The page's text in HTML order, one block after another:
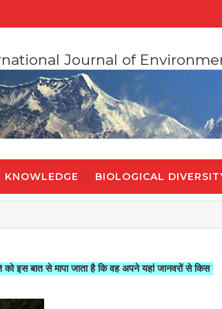
Journal of
BIOLOGICAL
मापा जाता है कि वह अपने यहां जानवरों से किस तरह का सलूक